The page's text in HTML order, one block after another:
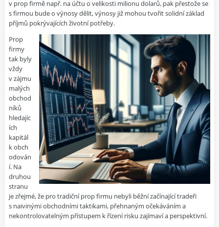
v prop firmě např. na účtu o velikosti milionu dolarů, pak přestože se
s firmou bude o výnosy dělit, výnosy již mohou tvořit solidní základ
příjmů pokrývajících životní potřeby.
Prop
firmy
tak byly
vždy
v zájmu
malých
obchod
níků
hledajíc
ích
kapitál
k obch
odován
í. Na
druhou
stranu
je zřejmé, že pro tradiční prop firmu nebyli běžní začínající tradeři
s naivinými obchodními taktikami, přehnaným očekáváním a
nekontrolovatelným přístupem k řízení risku zajímaví a perspektivní.